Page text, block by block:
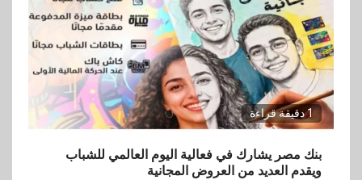
1 دقيقة قراءة
بنك مصر يشارك في فعالية اليوم العالمي للشباب
ويقدم العديد من العروض المجانية